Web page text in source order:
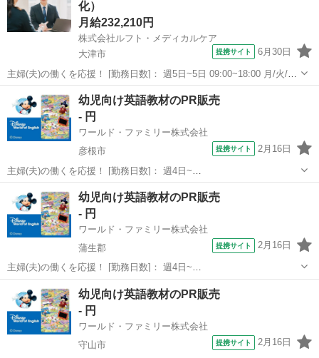
化）
月給232,210円
株式会社ルフト・メディカルケア
大津市
提携サイト 6月30日
主婦(夫)の働くを応援！ [勤務日数]： 週5日~5日 09:00~18:00 月/火/水/
木/金 [勤務地・最寄駅]： 滋賀県大津市梅林1-15-31 ベターライフビ
ル3Ｆ 株式会社ルフト・メディカルケア 大津オフィス...
大津市 営業
幼児向け英語教材のPR販売
- 円
ワールド・ファミリー株式会社
彦根市
提携サイト 2月16日
主婦(夫)の働くを応援！ [勤務日数]： 週4日~
10:00~17:00/10:00~16:00/10:00~15:00/09:30~14:00 [勤務地・最寄
駅]： 滋賀県彦根市 ※勤務エリア選択可 ワールド・ファ...
彦根市 営業
幼児向け英語教材のPR販売
- 円
ワールド・ファミリー株式会社
蒲生郡
提携サイト 2月16日
主婦(夫)の働くを応援！ [勤務日数]： 週4日~
10:00~17:00/10:00~16:00/10:00~15:00/09:30~14:00 [勤務地・最寄
駅]： 滋賀県蒲生郡 ※勤務エリア選択可 ワールド・ファ...
蒲生郡 営業
幼児向け英語教材のPR販売
- 円
ワールド・ファミリー株式会社
守山市
提携サイト 2月16日